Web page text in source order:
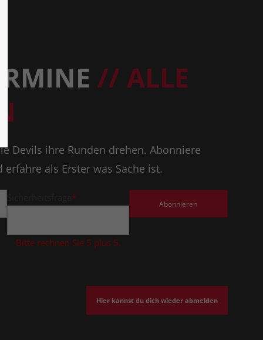
// ALLE
Devils ihre Runden drehen. Abonniere
erfahre als Erster was Sache ist.
*
Bitte rechnen Sie 5 plus 5.
Hier kannst du dich wieder abmelden